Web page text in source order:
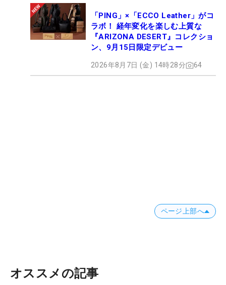
「PING」×「ECCO Leather」がコ
ラボ！ 経年変化を楽しむ上質な
『ARIZONA DESERT』コレクショ
ン、9月15日限定デビュー
2026年8月7日 (金) 14時28分 64
ページ上部へ
オススメの記事